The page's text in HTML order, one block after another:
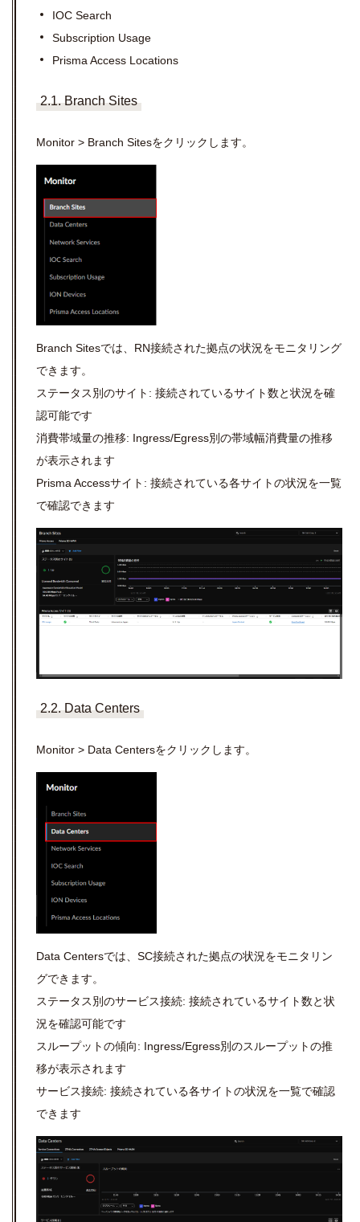
IOC Search
Subscription Usage
Prisma Access Locations
2.1. Branch Sites
Monitor > Branch Sitesをクリックします。
Branch Sitesでは、RN接続された拠点の状況をモニタリング
できます。
ステータス別のサイト: 接続されているサイト数と状況を確
認可能です
消費帯域量の推移: Ingress/Egress別の帯域幅消費量の推移
が表示されます
Prisma Accessサイト: 接続されている各サイトの状況を一覧
で確認できます
2.2. Data Centers
Monitor > Data Centersをクリックします。
Data Centersでは、SC接続された拠点の状況をモニタリン
グできます。
ステータス別のサービス接続: 接続されているサイト数と状
況を確認可能です
スループットの傾向: Ingress/Egress別のスループットの推
移が表示されます
サービス接続: 接続されている各サイトの状況を一覧で確認
できます